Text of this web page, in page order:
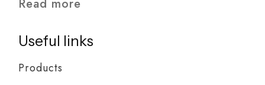
Read more
Useful links
Products